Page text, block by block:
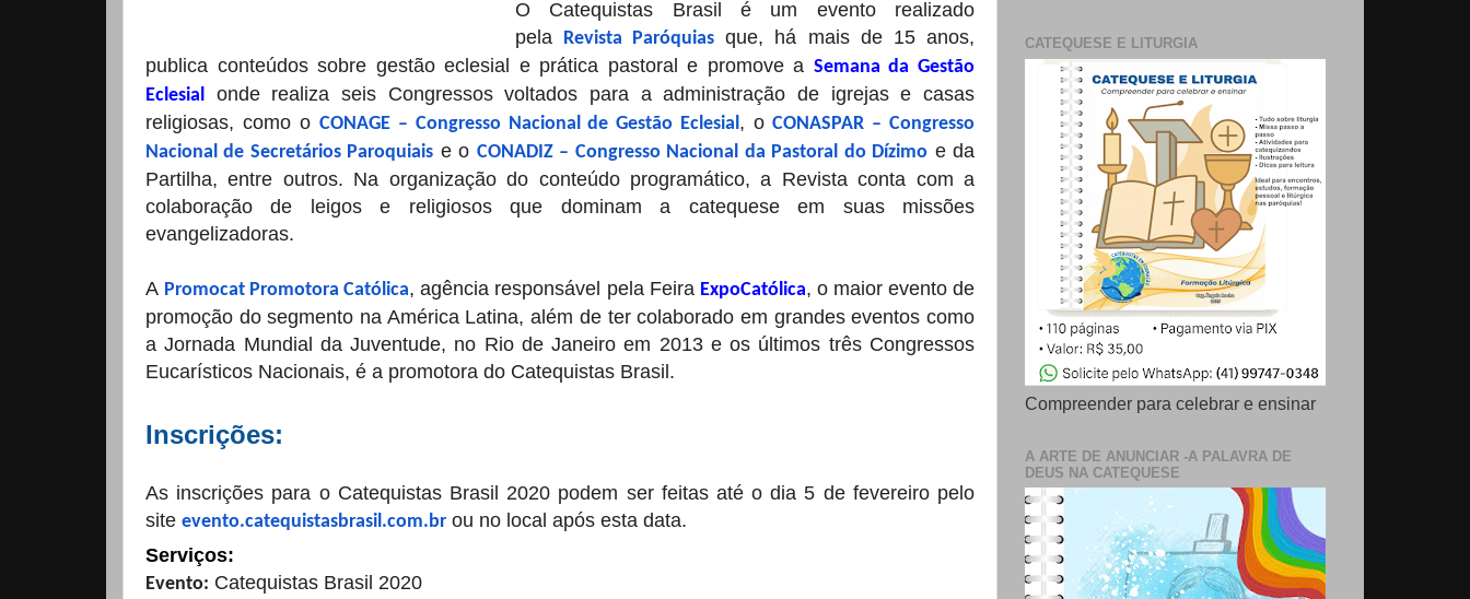
O Catequistas Brasil é um evento realizado
pela Revista Paróquias que, há mais de 15 anos,
publica conteúdos sobre gestão eclesial e prática pastoral e promove a Semana da Gestão
Eclesial onde realiza seis Congressos voltados para a administração de igrejas e casas
religiosas, como o CONAGE – Congresso Nacional de Gestão Eclesial, o CONASPAR – Congresso
Nacional de Secretários Paroquiais e o CONADIZ – Congresso Nacional da Pastoral do Dízimo e da
Partilha, entre outros. Na organização do conteúdo programático, a Revista conta com a
colaboração de leigos e religiosos que dominam a catequese em suas missões
evangelizadoras.
A Promocat Promotora Católica, agência responsável pela Feira ExpoCatólica, o maior evento de
promoção do segmento na América Latina, além de ter colaborado em grandes eventos como
a Jornada Mundial da Juventude, no Rio de Janeiro em 2013 e os últimos três Congressos
Eucarísticos Nacionais, é a promotora do Catequistas Brasil.
Inscrições:
As inscrições para o Catequistas Brasil 2020 podem ser feitas até o dia 5 de fevereiro pelo
site evento.catequistasbrasil.com. br ou no local após esta data.
Serviços:
Evento: Catequistas Brasil 2020
CATEQUESE E LITURGIA
Compreender para celebrar e ensinar
A ARTE DE ANUNCIAR -A PALAVRA DE
DEUS NA CATEQUESE